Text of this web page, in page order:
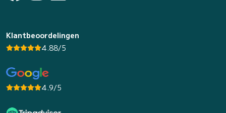
Klantbeoordelingen
4.88/5
4.9/5